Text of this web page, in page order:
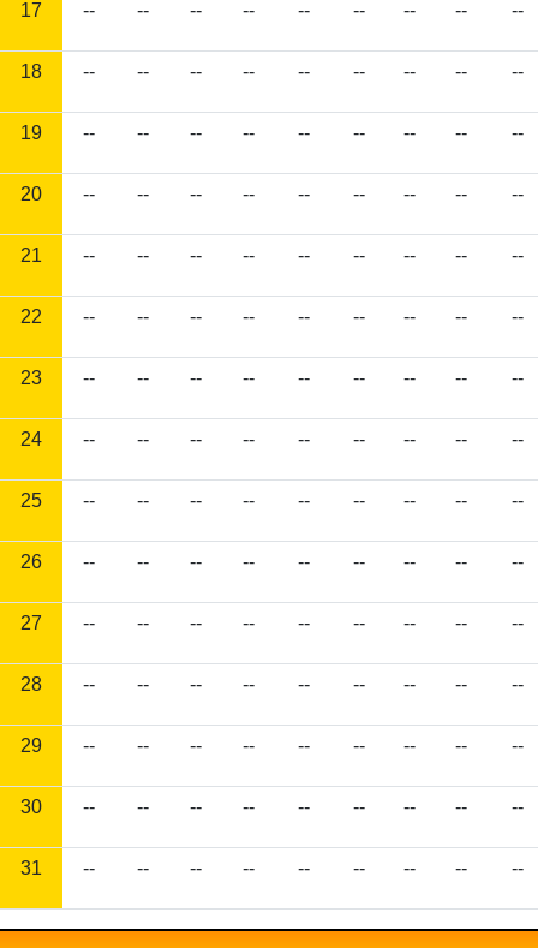
17 -- -- -- -- -- -- -- -- --
18 -- -- -- -- -- -- -- -- --
19 -- -- -- -- -- -- -- -- --
20 -- -- -- -- -- -- -- -- --
21 -- -- -- -- -- -- -- -- --
22 -- -- -- -- -- -- -- -- --
23 -- -- -- -- -- -- -- -- --
24 -- -- -- -- -- -- -- -- --
25 -- -- -- -- -- -- -- -- --
26 -- -- -- -- -- -- -- -- --
27 -- -- -- -- -- -- -- -- --
28 -- -- -- -- -- -- -- -- --
29 -- -- -- -- -- -- -- -- --
30 -- -- -- -- -- -- -- -- --
31 -- -- -- -- -- -- -- -- --